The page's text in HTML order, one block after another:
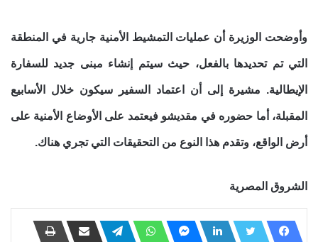
وأوضحت الوزيرة أن عمليات التمشيط الأمنية جارية في المنطقة
التي تم تحديدها بالفعل، حيث سيتم إنشاء مبنى جديد للسفارة
الإيطالية. مشيرة إلى أن اعتماد السفير سيكون خلال الأسابيع
المقبلة، أما حضوره في مقديشو فيعتمد على الأوضاع الأمنية على
أرض الواقع، وتقدم هذا النوع من التحقيقات التي تجري هناك.
الشروق المصرية